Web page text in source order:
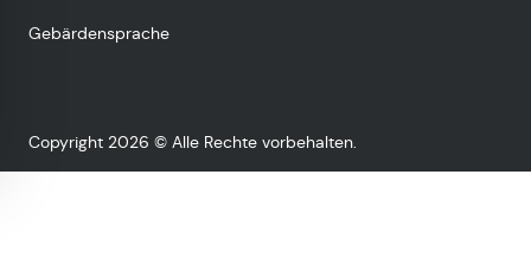
Gebärdensprache
Copyright 2026 © Alle Rechte vorbehalten.